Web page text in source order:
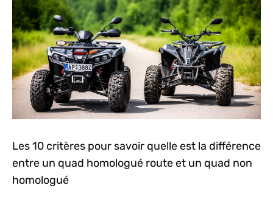
Les 10 critères pour savoir quelle est la différence
entre un quad homologué route et un quad non
homologué